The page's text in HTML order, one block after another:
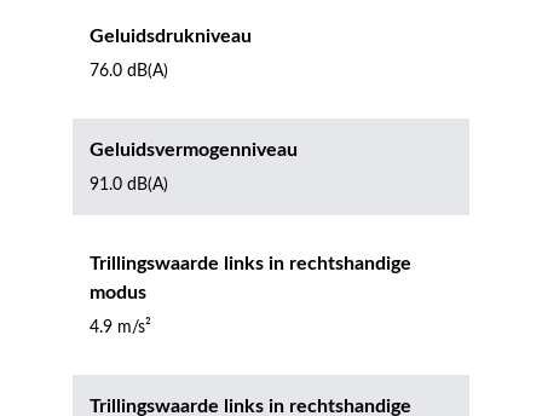
Geluidsdrukniveau
76.0 dB(A)
Geluidsvermogenniveau
91.0 dB(A)
Trillingswaarde links in rechtshandige
modus
4.9 m/s²
Trillingswaarde links in rechtshandige